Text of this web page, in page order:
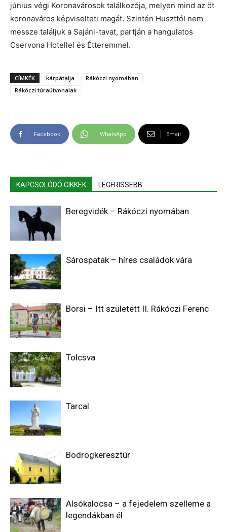
június végi Koronavárosok találkozója, melyen mind az öt
koronaváros képviselteti magát. Szintén Huszttól nem
messze találjuk a Sajáni-tavat, partján a hangulatos
Cservona Hotellel és Étteremmel.
CÍMKÉK kárpátalja
Rákóczi nyomában
Rákóczi túraútvonalak
Facebook WhatsApp Email
KAPCSOLÓDÓ CIKKEK LEGFRISSEBB
Beregvidék – Rákóczi nyomában
Sárospatak – híres családok vára
Borsi – Itt született II. Rákóczi Ferenc
Tolcsva
Tarcal
Bodrogkeresztúr
Alsókalocsa – a fejedelem szelleme a
legendákban él